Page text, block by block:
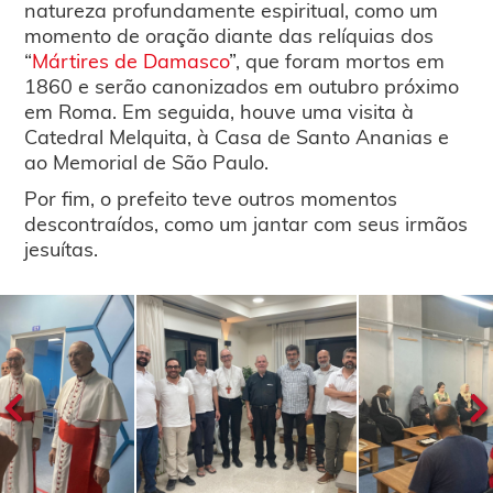
natureza profundamente espiritual, como um
momento de oração diante das relíquias dos
“Mártires de Damasco”, que foram mortos em
1860 e serão canonizados em outubro próximo
em Roma. Em seguida, houve uma visita à
Catedral Melquita, à Casa de Santo Ananias e
ao Memorial de São Paulo.
Por fim, o prefeito teve outros momentos
descontraídos, como um jantar com seus irmãos
jesuítas.